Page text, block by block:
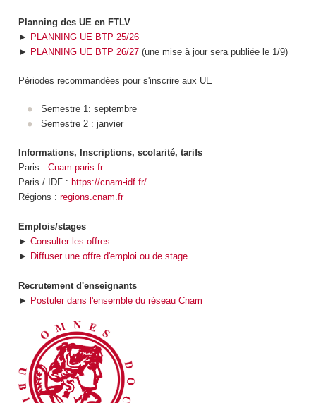
Planning des UE en FTLV
► PLANNING UE BTP 25/26
► PLANNING UE BTP 26/27(une mise à jour sera publiée le 1/9)
Périodes recommandées pour s'inscrire aux UE
Semestre 1: septembre
Semestre 2 : janvier
Informations, Inscriptions, scolarité, tarifs
Paris : Cnam-paris.fr
Paris / IDF : https://cnam-idf.fr/
Régions : regions.cnam.fr
Emplois/stages
► Consulter les offres
► Diffuser une offre d'emploi ou de stage
Recrutement d'enseignants
► Postuler dans l'ensemble du réseau Cnam